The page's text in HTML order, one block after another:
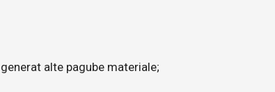
alte pagube materiale;